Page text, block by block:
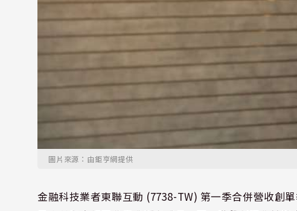
圖片來源：由鉅亨網提供
金融科技業者東聯互動 (7738-TW) 第一季合併營收創